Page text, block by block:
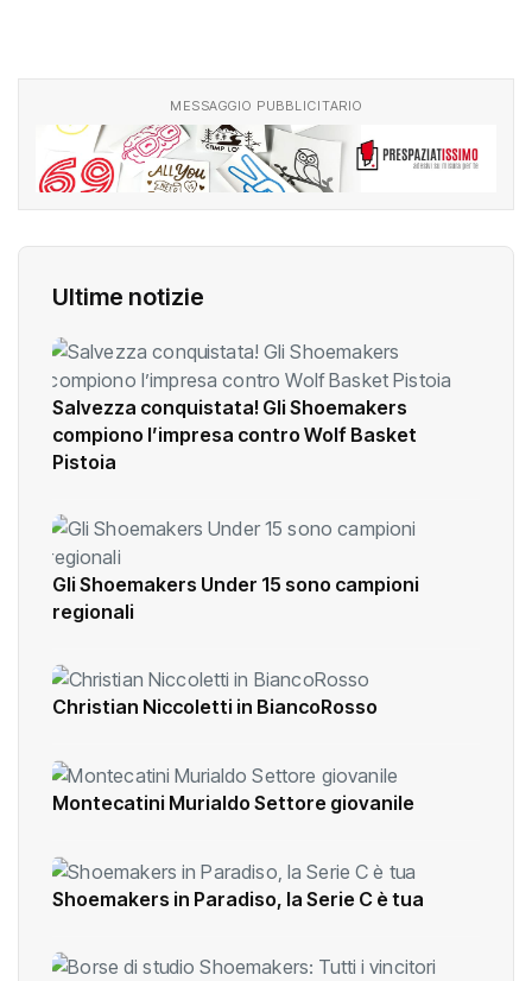
MESSAGGIO PUBBLICITARIO
Ultime notizie
Salvezza conquistata! Gli Shoemakers
compiono l’impresa contro Wolf Basket
Pistoia
Gli Shoemakers Under 15 sono campioni
regionali
Christian Niccoletti in BiancoRosso
Montecatini Murialdo Settore giovanile
Shoemakers in Paradiso, la Serie C è tua